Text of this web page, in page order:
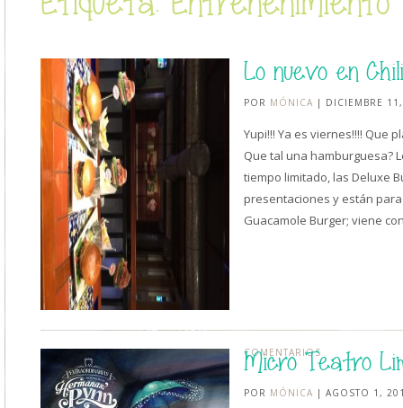
Lo nuevo en
POR MÓNICA | DICIEMBRE
Yupi!!! Ya es viernes!!!! Que
Que tal una hamburguesa?
tiempo limitado, las Deluxe
presentaciones y están
Guacamole Burger; viene
COMENTARIOS
Micro Teatro
POR MÓNICA | AGOSTO 1,